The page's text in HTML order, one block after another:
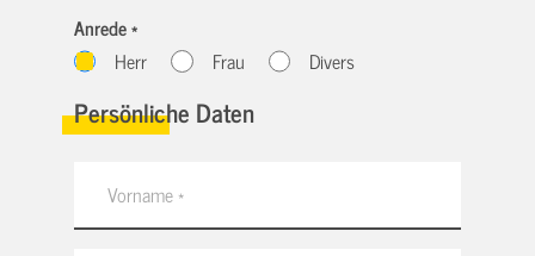
Anrede *
Herr
Frau Divers
Persönliche Daten